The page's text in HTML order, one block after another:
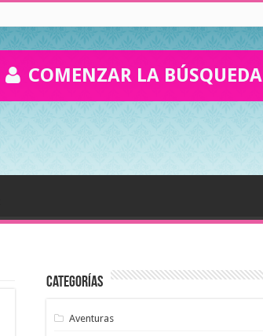
COMENZAR LA BÚSQUEDA
Categorías
Aventuras